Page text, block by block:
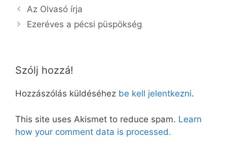
Az Olvasó írja
Ezeréves a pécsi püspökség
Szólj hozzá!
Hozzászólás küldéséhez be kell jelentkezni.
This site uses Akismet to reduce spam. Learn
how your comment data is processed.